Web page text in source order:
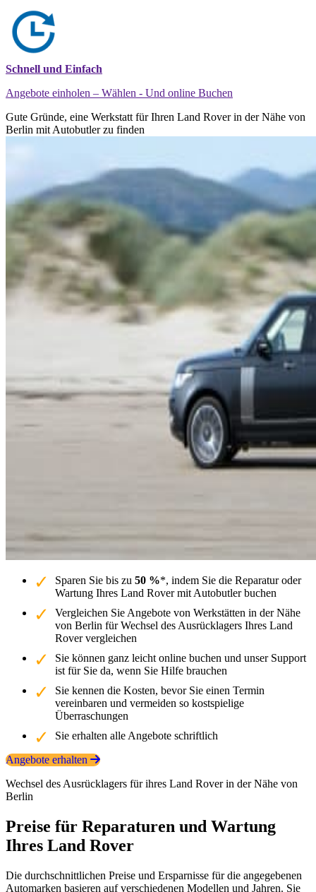
Schnell und Einfach
Angebote einholen – Wählen - Und online Buchen
Gute Gründe, eine Werkstatt für Ihren Land Rover in der Nähe von
Berlin mit Autobutler zu finden
Sparen Sie bis zu 50 %*, indem Sie die Reparatur oder
Wartung Ihres Land Rover mit Autobutler buchen
Vergleichen Sie Angebote von Werkstätten in der Nähe
von Berlin für Wechsel des Ausrücklagers Ihres Land
Rover vergleichen
Sie können ganz leicht online buchen und unser Support
ist für Sie da, wenn Sie Hilfe brauchen
Sie kennen die Kosten, bevor Sie einen Termin
vereinbaren und vermeiden so kostspielige
Überraschungen
Sie erhalten alle Angebote schriftlich
Angebote erhalten
Wechsel des Ausrücklagers für ihres Land Rover in der Nähe von
Berlin
Preise für Reparaturen und Wartung
Ihres Land Rover
Die durchschnittlichen Preise und Ersparnisse für die angegebenen
Automarken basieren auf verschiedenen Modellen und Jahren. Sie